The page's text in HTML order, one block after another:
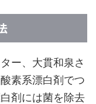
ー、大貫和泉さ
素系漂白剤でつ
剤には菌を除去